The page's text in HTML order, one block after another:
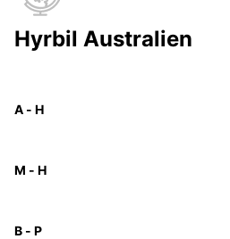
Hyrbil Australien
A - H
M - H
B - P